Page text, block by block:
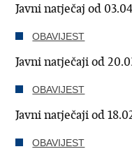
Javni natječaj od
OBAVIJEST
Javni natječaji od
OBAVIJEST
Javni natječaji od
OBAVIJEST